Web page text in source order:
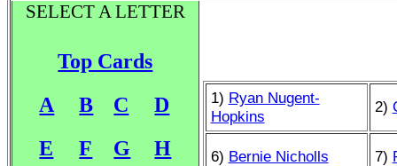
SELECT A LETTER
Top Cards
A
B C
D
E
F G
H
1) Ryan Nugent-
Hopkins
2)
6) Bernie Nicholls 7)